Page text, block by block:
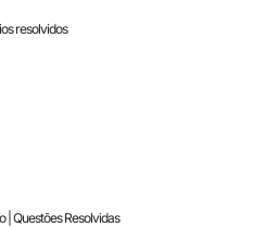
resolvidos
| Questões Resolvidas